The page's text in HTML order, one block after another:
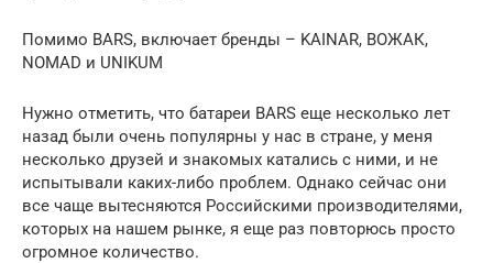
Помимо BARS, включает бренды – KAINAR, ВОЖАК,
NOMAD и UNIKUM
Нужно отметить, что батареи BARS еще несколько лет
назад были очень популярны у нас в стране, у меня
несколько друзей и знакомых катались с ними, и не
испытывали каких-либо проблем. Однако сейчас они
все чаще вытесняются Российскими производителями,
которых на нашем рынке, я еще раз повторюсь просто
огромное количество.